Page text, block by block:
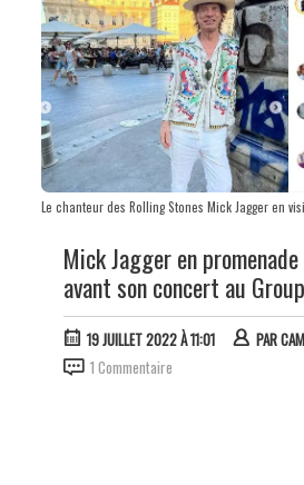
Le chanteur des Rolling Stones Mick Jagger en
Mick Jagger en
avant son concert au
19 JUILLET 2022 À 11:01 PAR
1 Commentaire